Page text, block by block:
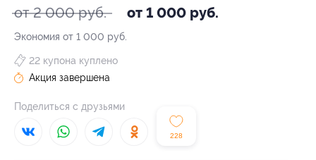
от 2 000 руб. от 1 000 руб.
Экономия от 1 000 руб.
228
22 купона куплено
Акция завершена
Поделиться с друзьями